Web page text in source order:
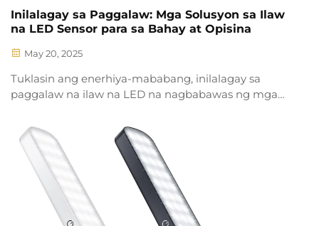
Inilalagay sa Paggalaw: Mga Solusyon sa Ilaw
na LED Sensor para sa Bahay at Opisina
May 20, 2025
Tuklasin ang enerhiya-mababang, inilalagay sa
paggalaw na ilaw na LED na nagbabawas ng mga
martsa na ilaw ay nagpapabuti ng kaligtasan,
gumagamit nang maayos, at nagpapalakas ng
katatagan sa mga espasyo na komersyal.